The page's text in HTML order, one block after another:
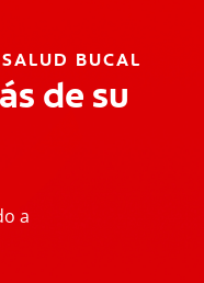
BUCAL
de su
a